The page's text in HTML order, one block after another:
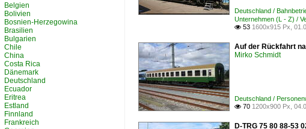
Deutschland /
Unternehmen (L - Z) /
 53 1600x915 Px,
Auf der Rückfahrt
Mirko Schmidt
Deutschland /
 70 1200x900 Px,
D-TRG 75 80 88-53
Belgien
Bolivien
Bosnien-Herzegowina
Brasilien
Bulgarien
Chile
China
Costa Rica
Dänemark
Deutschland
Ecuador
Eritrea
Estland
Finnland
Frankreich